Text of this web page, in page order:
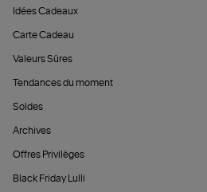
Idées Cadeaux
Carte Cadeau
Valeurs Sûres
Tendances du moment
Soldes
Archives
Offres Privilèges
Black Friday Lulli